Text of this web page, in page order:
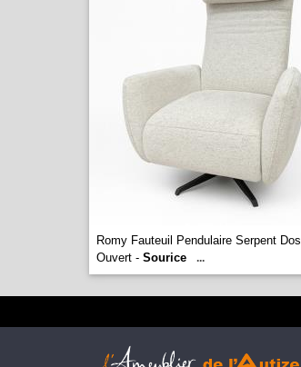
Romy Fauteuil Pendulaire Serpent Dos
Ouvert - Sourice ...